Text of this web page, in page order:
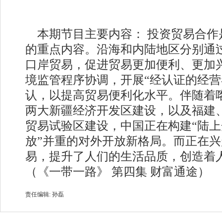
本期节目主要内容： 投资贸易合作
的重点内容。沿海和内陆地区分别通
口岸贸易，促进贸易更加便利、更加
境监管程序协调，开展“经认证的经
认，以提高贸易便利化水平。伴随着
两大新疆经济开发区建设，以及福建
贸易试验区建设，中国正在构建“陆
放”并重的对外开放新格局。而正在
易，提升了人们的生活品质，创造着
（《一带一路》 第四集 财富通途）
责任编辑: 孙磊